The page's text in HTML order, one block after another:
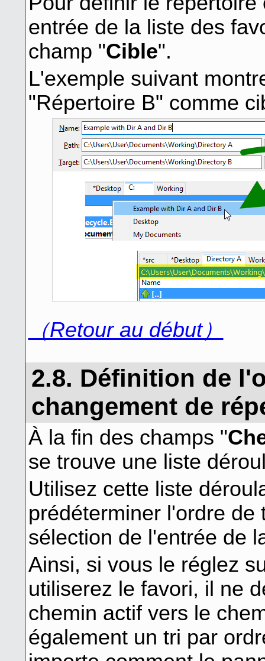
entrée de la liste des
champ "Cible".
L'exemple suivant
"Répertoire B" comme
（Retour au début）
2.8. Définition de
changement de
À la fin des champs "
se trouve une liste
Utilisez cette liste
prédéterminer l'ordre
sélection de l'entrée de
Ainsi, si vous le réglez
utiliserez le favori, il ne
chemin actif vers le
également un tri par